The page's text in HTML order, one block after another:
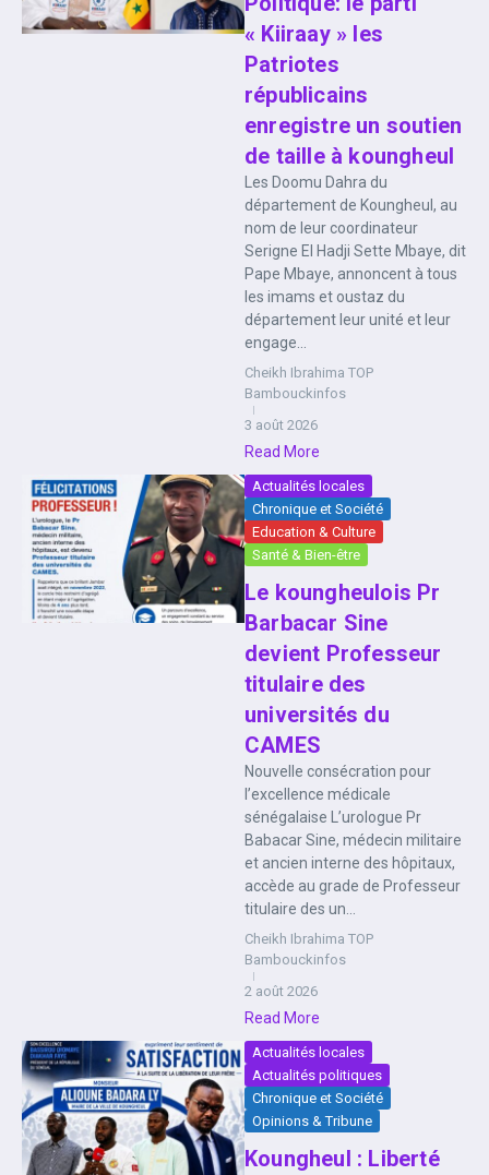
« Kiiraay » les
Patriotes
républicains
enregistre un soutien
de taille à koungheul
Les Doomu Dahra du
département de Koungheul, au
nom de leur coordinateur
Serigne El Hadji Sette Mbaye, dit
Pape Mbaye, annoncent à tous
les imams et oustaz du
département leur unité et leur
engage...
Cheikh Ibrahima TOP
Bambouckinfos
3 août 2026
Read More
Actualités locales
Chronique et Société
Education & Culture
Santé & Bien-être
Le koungheulois Pr
Barbacar Sine
devient Professeur
titulaire des
universités du
CAMES
Nouvelle consécration pour
l’excellence médicale
sénégalaise L’urologue Pr
Babacar Sine, médecin militaire
et ancien interne des hôpitaux,
accède au grade de Professeur
titulaire des un...
Cheikh Ibrahima TOP
Bambouckinfos
2 août 2026
Read More
Actualités locales
Actualités politiques
Chronique et Société
Opinions & Tribune
Koungheul : Liberté